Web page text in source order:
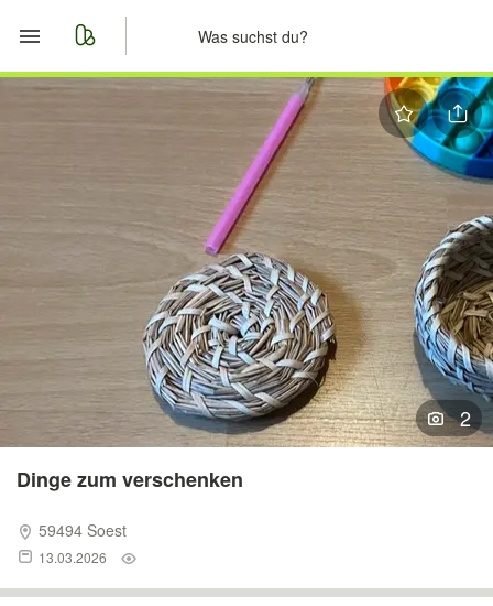
Nachrichten
Anzeige aufgeben
2
Dinge zum verschenken
59494 Soest
13.03.2026